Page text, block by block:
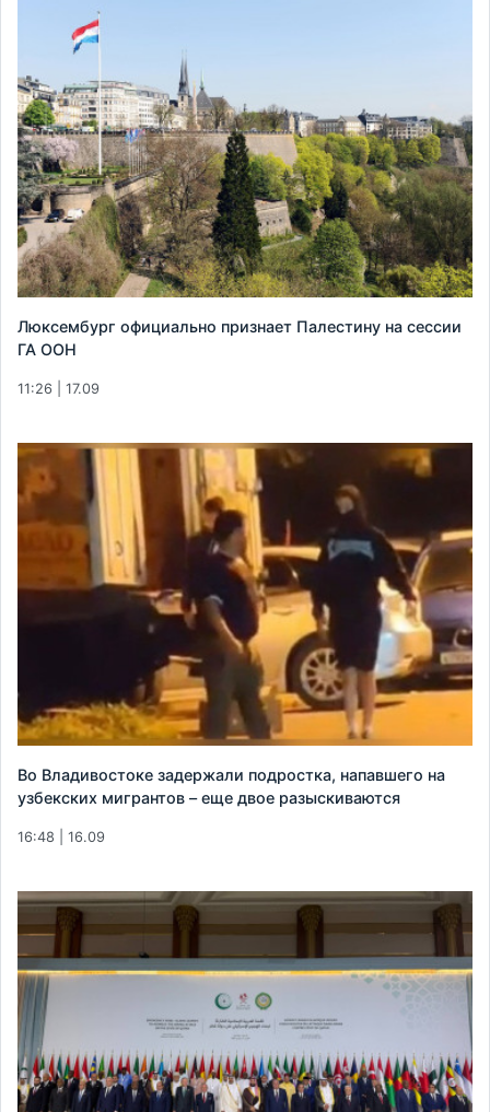
Люксембург официально признает Палестину на сессии
ГА ООН
11:26 | 17.09
Во Владивостоке задержали подростка, напавшего на
узбекских мигрантов – еще двое разыскиваются
16:48 | 16.09